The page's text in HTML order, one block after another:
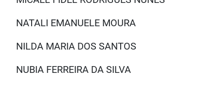
NATALI EMANUELE MOURA
NILDA MARIA DOS SANTOS
NUBIA FERREIRA DA SILVA